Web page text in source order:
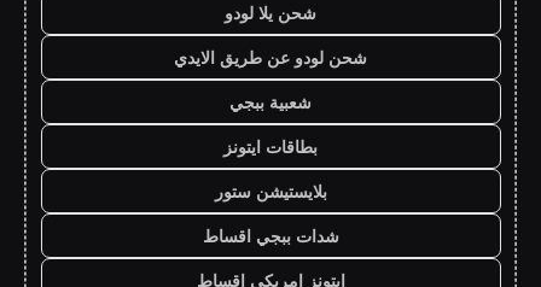
شحن يلا لودو
شحن لودو عن طريق الايدي
شعبية ببجي
بطاقات ايتونز
بلايستيشن ستور
شدات ببجي اقساط
ايتونز امريكي اقساط